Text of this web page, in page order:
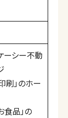
ーシー不動
刷」のホー
食品」の